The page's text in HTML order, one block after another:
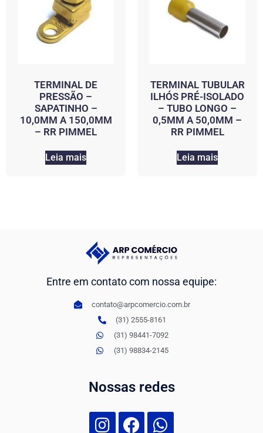
TERMINAL DE
PRESSÃO –
SAPATINHO –
10,0MM A 150,0MM
– RR PIMMEL
Leia mais
TERMINAL TUBULAR
ILHÓS PRÉ-ISOLADO
– TUBO LONGO –
0,5MM A 50,0MM –
RR PIMMEL
Leia mais
Entre em contato com nossa equipe:
contato@arpcomercio.com.br
(31) 2555-8161
(31) 98441-7092
(31) 98834-2145
Nossas redes